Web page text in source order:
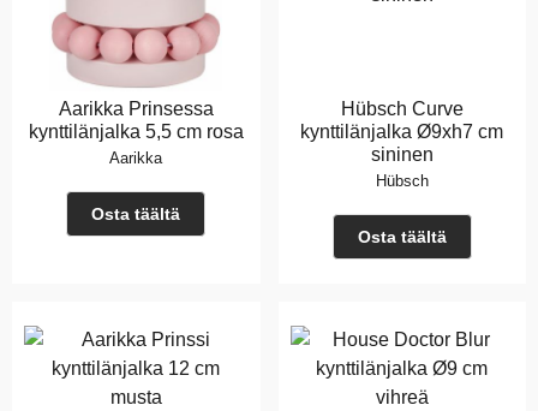
Aarikka Prinsessa
kynttilänjalka 5,5 cm rosa
Aarikka
Osta täältä
Hübsch Curve
kynttilänjalka Ø9xh7 cm
sininen
Hübsch
Osta täältä